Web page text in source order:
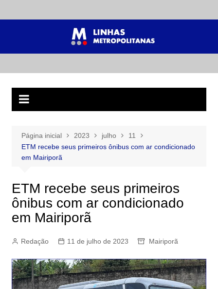
para
Página inicial 2023 julho
11
ETM recebe seus primeiros ônibus com ar condicionado
em Mairiporã
ETM recebe seus primeiros
ônibus com ar condicionado
em Mairiporã
Redação 11 de julho de 2023 Mairiporã